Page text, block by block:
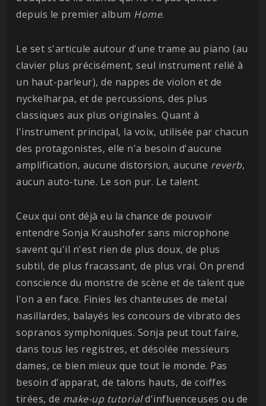
depuis le premier album Home.
Le set s'articule autour d'une trame au piano (au
clavier plus précisément, seul instrument relié à
un haut-parleur), de nappes de violon et de
nyckelharpa, et de percussions, des plus
classiques aux plus originales. Quant à
l'instrument principal, la voix, utilisée par chacun
des protagonistes, elle n'a besoin d'aucune
amplification, aucune distorsion, aucune reverb,
aucun auto-tune. Le son pur. Le talent.
Ceux qui ont déjà eu la chance de pouvoir
entendre Sonja Kraushofer sans microphone
savent qu'il n'est rien de plus doux, de plus
subtil, de plus fracassant, de plus vrai. On prend
conscience du monstre de scène et de talent que
l'on a en face. Finies les chanteuses de metal
nasillardes, balayés les concours de vibrato des
sopranos symphoniques. Sonja peut tout faire,
dans tous les registres, et désolée messieurs
dames, ce bien mieux que tout le monde. Pas
besoin d'apparat, de talons hauts, de coiffes
tirées, de make-up tutoriald'influenceuses ou de